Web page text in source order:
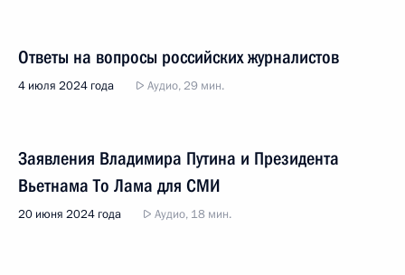
Ответы на вопросы российских журналистов
4 июля 2024 года Аудио, 29 мин.
Заявления Владимира Путина и Президента
Вьетнама То Лама для СМИ
20 июня 2024 года Аудио, 18 мин.